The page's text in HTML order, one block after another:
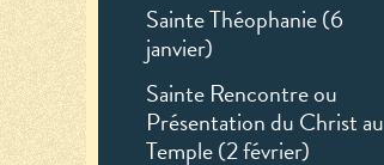
Sainte Théophanie (6
janvier)
Sainte Rencontre ou
Présentation du Christ au
Temple (2 février)